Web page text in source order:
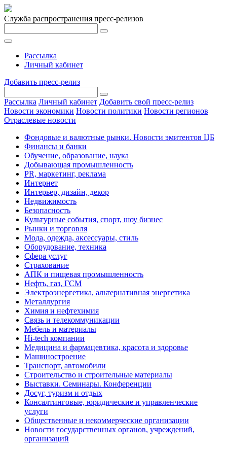
Служба распространения пресс-релизов
Рассылка
Личный кабинет
Добавить пресс-релиз
Рассылка Личный кабинет Добавить свой пресс-релиз
Новости экономики Новости политики Новости регионов
Отраслевые новости
Фондовые и валютные рынки. Новости эмитентов ЦБ
Финансы и банки
Обучение, образование, наука
Добывающая промышленность
PR, маркетинг, реклама
Интернет
Интерьер, дизайн, декор
Недвижимость
Безопасность
Культурные события, спорт, шоу бизнес
Рынки и торговля
Мода, одежда, аксессуары, стиль
Оборудование, техника
Сфера услуг
Страхование
АПК и пищевая промышленность
Нефть, газ, ГСМ
Электроэнергетика, альтернативная энергетика
Металлургия
Химия и нефтехимия
Связь и телекоммуникации
Мебель и материалы
Hi-tech компании
Медицина и фармацевтика, красота и здоровье
Машиностроение
Транспорт, автомобили
Строительство и строительные материалы
Выставки. Семинары. Конференции
Досуг, туризм и отдых
Консалтинговые, юридические и управленческие
услуги
Общественные и некоммерческие организации
Новости государственных органов, учреждений,
организаций